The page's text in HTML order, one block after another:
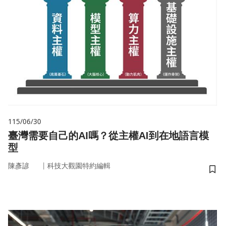
115/06/30
臺灣需要自己的AI嗎？從主權AI到在地語言模
型
陳彥諺 ｜ 科技大觀園特約編輯
儲